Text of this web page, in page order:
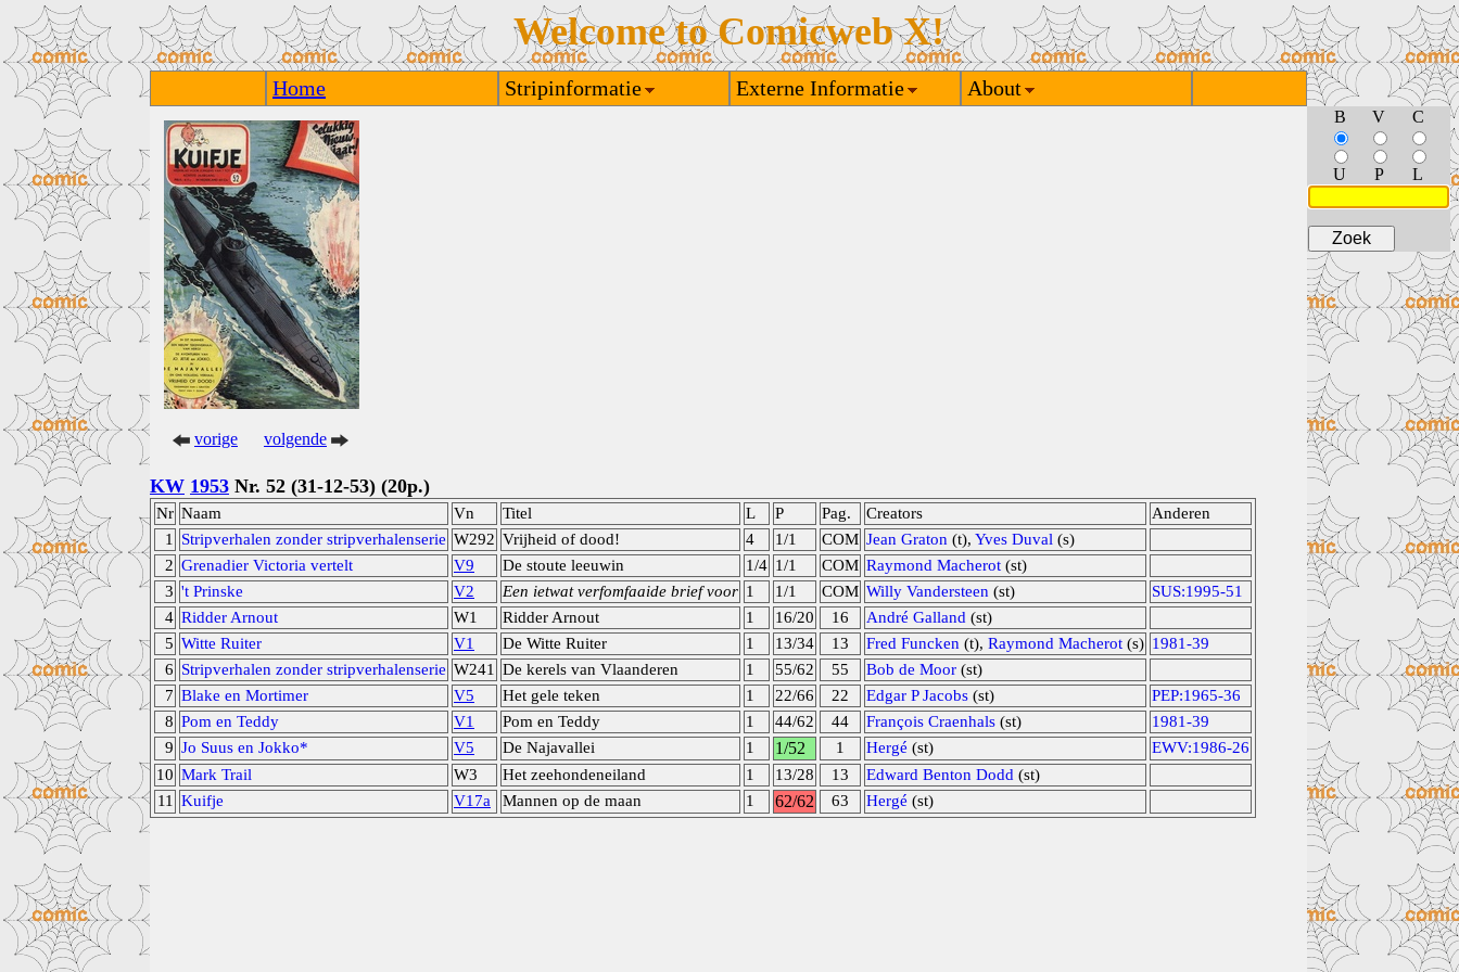
Welcome to Comicweb X!
Home Stripinformatie Externe Informatie About
vorige volgende
KW 1953 Nr. 52 (31-12-53) (20p.)
Nr Naam Vn Titel L P Pag. Creators
Anderen
1
Stripverhalen zonder stripverhalenserie W292 Vrijheid of dood! 4 1/1 COM Jean Graton (t), Yves Duval (s)
2 Grenadier Victoria vertelt V9 De stoute leeuwin 1/4 1/1 COM Raymond Macherot (st)
3 't Prinske V2 Een ietwat verfomfaaide brief voor 1 1/1 COM Willy Vandersteen (st)
SUS:1995-51
4 Ridder Arnout W1 Ridder Arnout 1 16/20 16 André Galland (st)
5 Witte Ruiter V1 De Witte Ruiter 1 13/34 13 Fred Funcken (t), Raymond Macherot (s) 1981-39
6 Stripverhalen zonder stripverhalenserie W241 De kerels van Vlaanderen 1 55/62 55 Bob de Moor (st)
7 Blake en Mortimer V5 Het gele teken 1 22/66 22 Edgar P Jacobs (st)
PEP:1965-36
8 Pom en Teddy V1 Pom en Teddy 1 44/62 44 François Craenhals (st)
1981-39
9 Jo Suus en Jokko* V5 De Najavallei 1 1/52 1 Hergé (st)
EWV:1986-26
10 Mark Trail W3 Het zeehondeneiland 1 13/28 13 Edward Benton Dodd (st)
11
Kuifje V17a Mannen op de maan 1 62/62 63 Hergé (st)
B V C
U P L